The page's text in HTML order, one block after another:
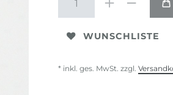
WUNSCHLISTE
* inkl. ges. MwSt. zzgl.